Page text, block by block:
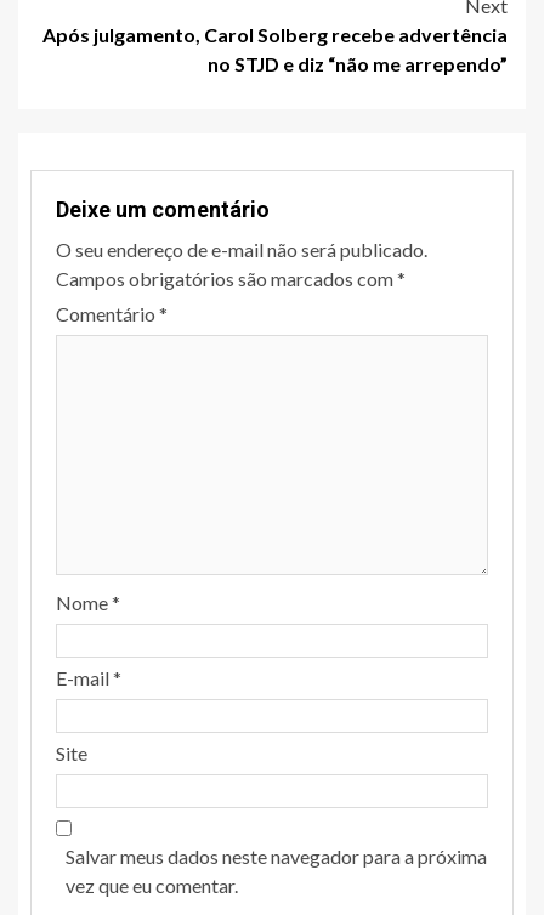
Next
Após julgamento, Carol Solberg recebe advertência
no STJD e diz “não me arrependo”
Deixe um comentário
O seu endereço de e-mail não será publicado.
Campos obrigatórios são marcados com*
Comentário *
Nome*
E-mail*
Site
Salvar meus dados neste navegador para a próxima
vez que eu comentar.